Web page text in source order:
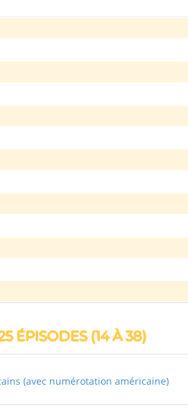
ÉPISODES (14 À 38)
(avec numérotation américaine)